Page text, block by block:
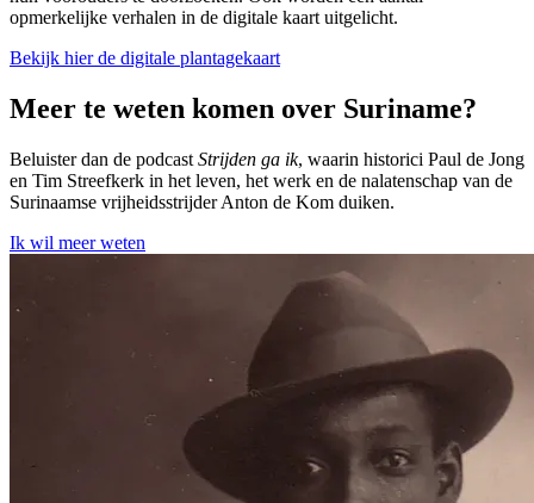
opmerkelijke verhalen in de digitale kaart uitgelicht.
Bekijk hier de digitale plantagekaart
Meer te weten komen over Suriname?
Beluister dan de podcast Strijden ga ik, waarin historici Paul de Jong
en Tim Streefkerk in het leven, het werk en de nalatenschap van de
Surinaamse vrijheidsstrijder Anton de Kom duiken.
Ik wil meer weten